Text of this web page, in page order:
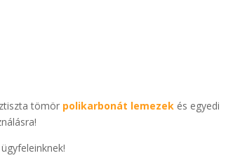
tömör polikarbonát lemezek és egyedi